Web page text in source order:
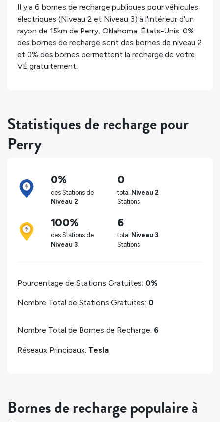
Il y a 6 bornes de recharge publiques pour véhicules
électriques (Niveau 2 et Niveau 3) à l'intérieur d'un
rayon de 15km de Perry, Oklahoma, États-Unis. 0%
des bornes de recharge sont des bornes de niveau 2
et 0% des bornes permettent la recharge de votre
VÉ gratuitement.
Statistiques de recharge pour
Perry
0%
des Stations de
Niveau 2
0
total Niveau 2
Stations
100%
des Stations de
Niveau 3
6
total Niveau 3
Stations
Pourcentage de Stations Gratuites: 0%
Nombre Total de Stations Gratuites: 0
Nombre Total de Bornes de Recharge: 6
Réseaux Principaux: Tesla
Bornes de recharge populaire à